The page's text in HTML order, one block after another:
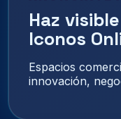
Haz
Iconos
Espacios
innovación,